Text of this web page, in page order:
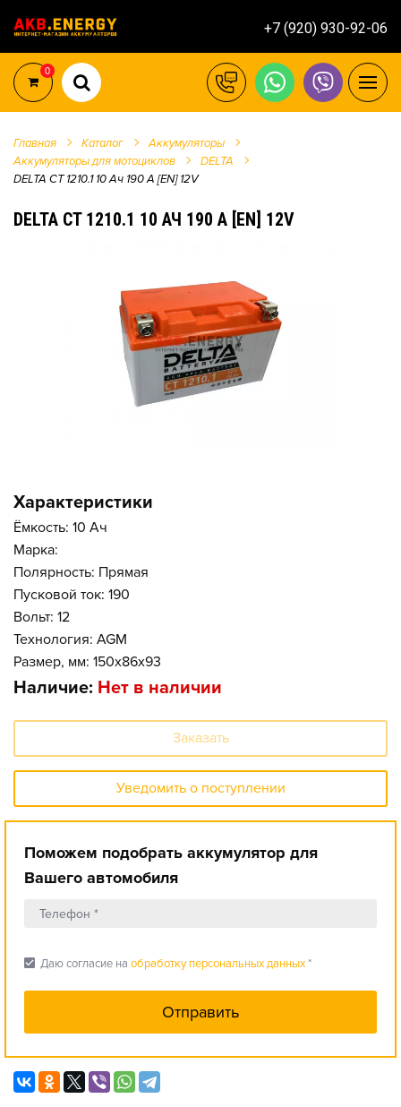
+7 (920) 930-92-06
0
Главная Каталог
Аккумуляторы
Аккумуляторы для мотоциклов
DELTA
DELTA CT 1210.1 10 Ач 190 A [EN] 12V
DELTA CT 1210.1 10 АЧ 190 A [EN] 12V
Характеристики
Ёмкость: 10 Ач
Марка:
Полярность: Прямая
Пусковой ток: 190
Вольт: 12
Технология: AGM
Размер, мм: 150x86x93
Наличие: Нет в наличии
Заказать
Уведомить о поступлении
Поможем подобрать аккумулятор для
Вашего автомобиля
check_box Даю согласие на обработку персональных данных*